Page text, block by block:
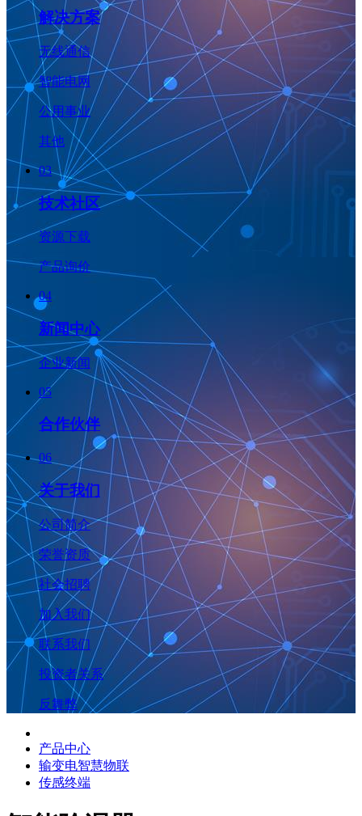
解决方案
无线通信
智能电网
公用事业
其他
03
技术社区
资源下载
产品询价
04
新闻中心
企业新闻
05
合作伙伴
06
关于我们
公司简介
荣誉资质
社会招聘
加入我们
联系我们
投资者关系
反舞弊
产品中心
输变电智慧物联
传感终端